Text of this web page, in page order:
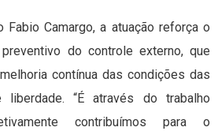
Fabio Camargo, a atuação reforça o
do controle externo, que
contínua das condições das
“É através do trabalho
contribuímos para o